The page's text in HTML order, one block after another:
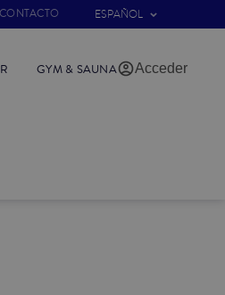
CONTACTO ESPAÑOL
GYM & SAUNA Acceder